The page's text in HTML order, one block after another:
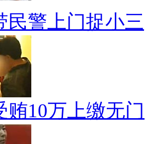
民警上门捉小三
贿10万上缴无门